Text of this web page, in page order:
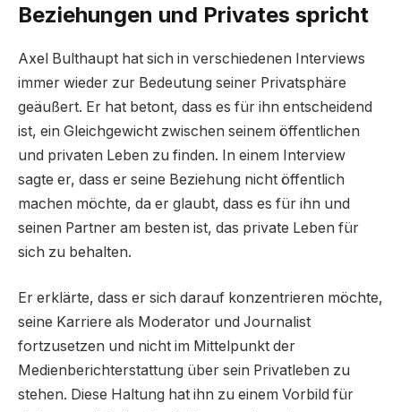
Beziehungen und Privates spricht
Axel Bulthaupt hat sich in verschiedenen Interviews
immer wieder zur Bedeutung seiner Privatsphäre
geäußert. Er hat betont, dass es für ihn entscheidend
ist, ein Gleichgewicht zwischen seinem öffentlichen
und privaten Leben zu finden. In einem Interview
sagte er, dass er seine Beziehung nicht öffentlich
machen möchte, da er glaubt, dass es für ihn und
seinen Partner am besten ist, das private Leben für
sich zu behalten.
Er erklärte, dass er sich darauf konzentrieren möchte,
seine Karriere als Moderator und Journalist
fortzusetzen und nicht im Mittelpunkt der
Medienberichterstattung über sein Privatleben zu
stehen. Diese Haltung hat ihn zu einem Vorbild für